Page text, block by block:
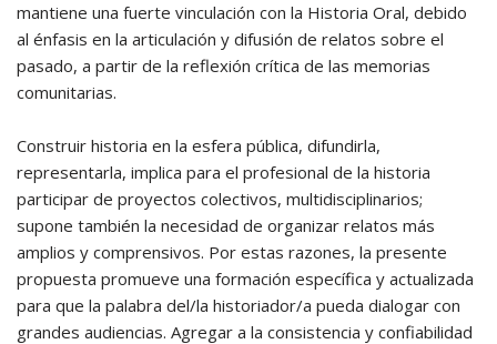
mantiene una fuerte vinculación con la Historia Oral, debido
al énfasis en la articulación y difusión de relatos sobre el
pasado, a partir de la reflexión crítica de las memorias
comunitarias.
Construir historia en la esfera pública, difundirla,
representarla, implica para el profesional de la historia
participar de proyectos colectivos, multidisciplinarios;
supone también la necesidad de organizar relatos más
amplios y comprensivos. Por estas razones, la presente
propuesta promueve una formación específica y actualizada
para que la palabra del/la historiador/a pueda dialogar con
grandes audiencias. Agregar a la consistencia y confiabilidad